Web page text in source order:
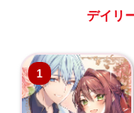
デイリ
1